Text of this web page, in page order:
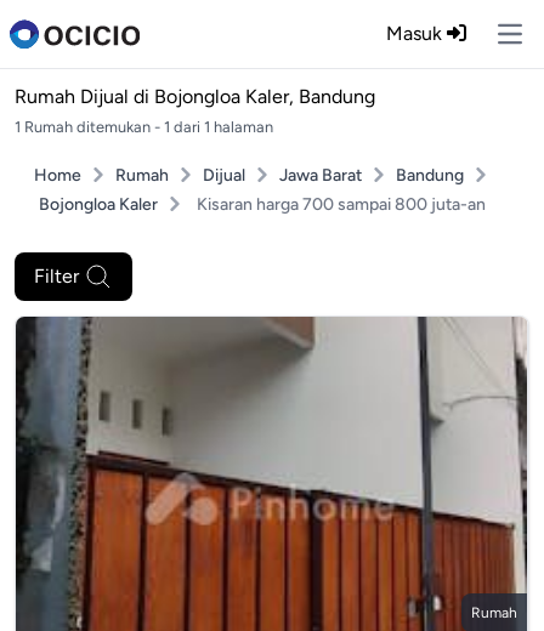
Masuk
Rumah Dijual di Bojongloa Kaler, Bandung
1 Rumah ditemukan - 1 dari 1 halaman
Home Rumah Dijual Jawa Barat
Bandung
Bojongloa Kaler
Kisaran harga 700 sampai 800 juta-an
Filter
Rumah